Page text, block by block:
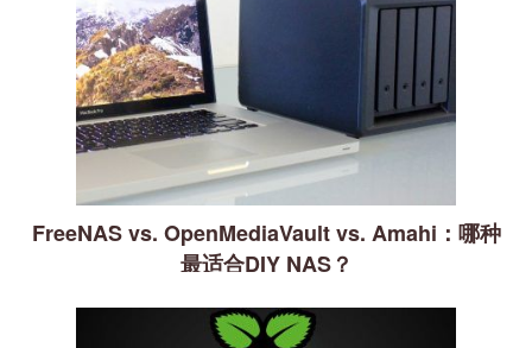
FreeNAS vs. OpenMediaVault vs. Amahi：哪种
最适合DIY NAS？